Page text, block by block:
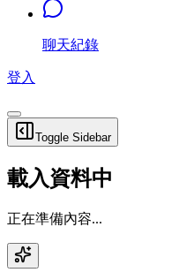
聊天紀錄
登入
Toggle Sidebar
載入資料中
正在準備內容...